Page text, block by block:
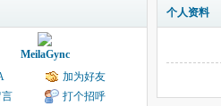
MeilaGync
加为好友
打个招呼
个人资料